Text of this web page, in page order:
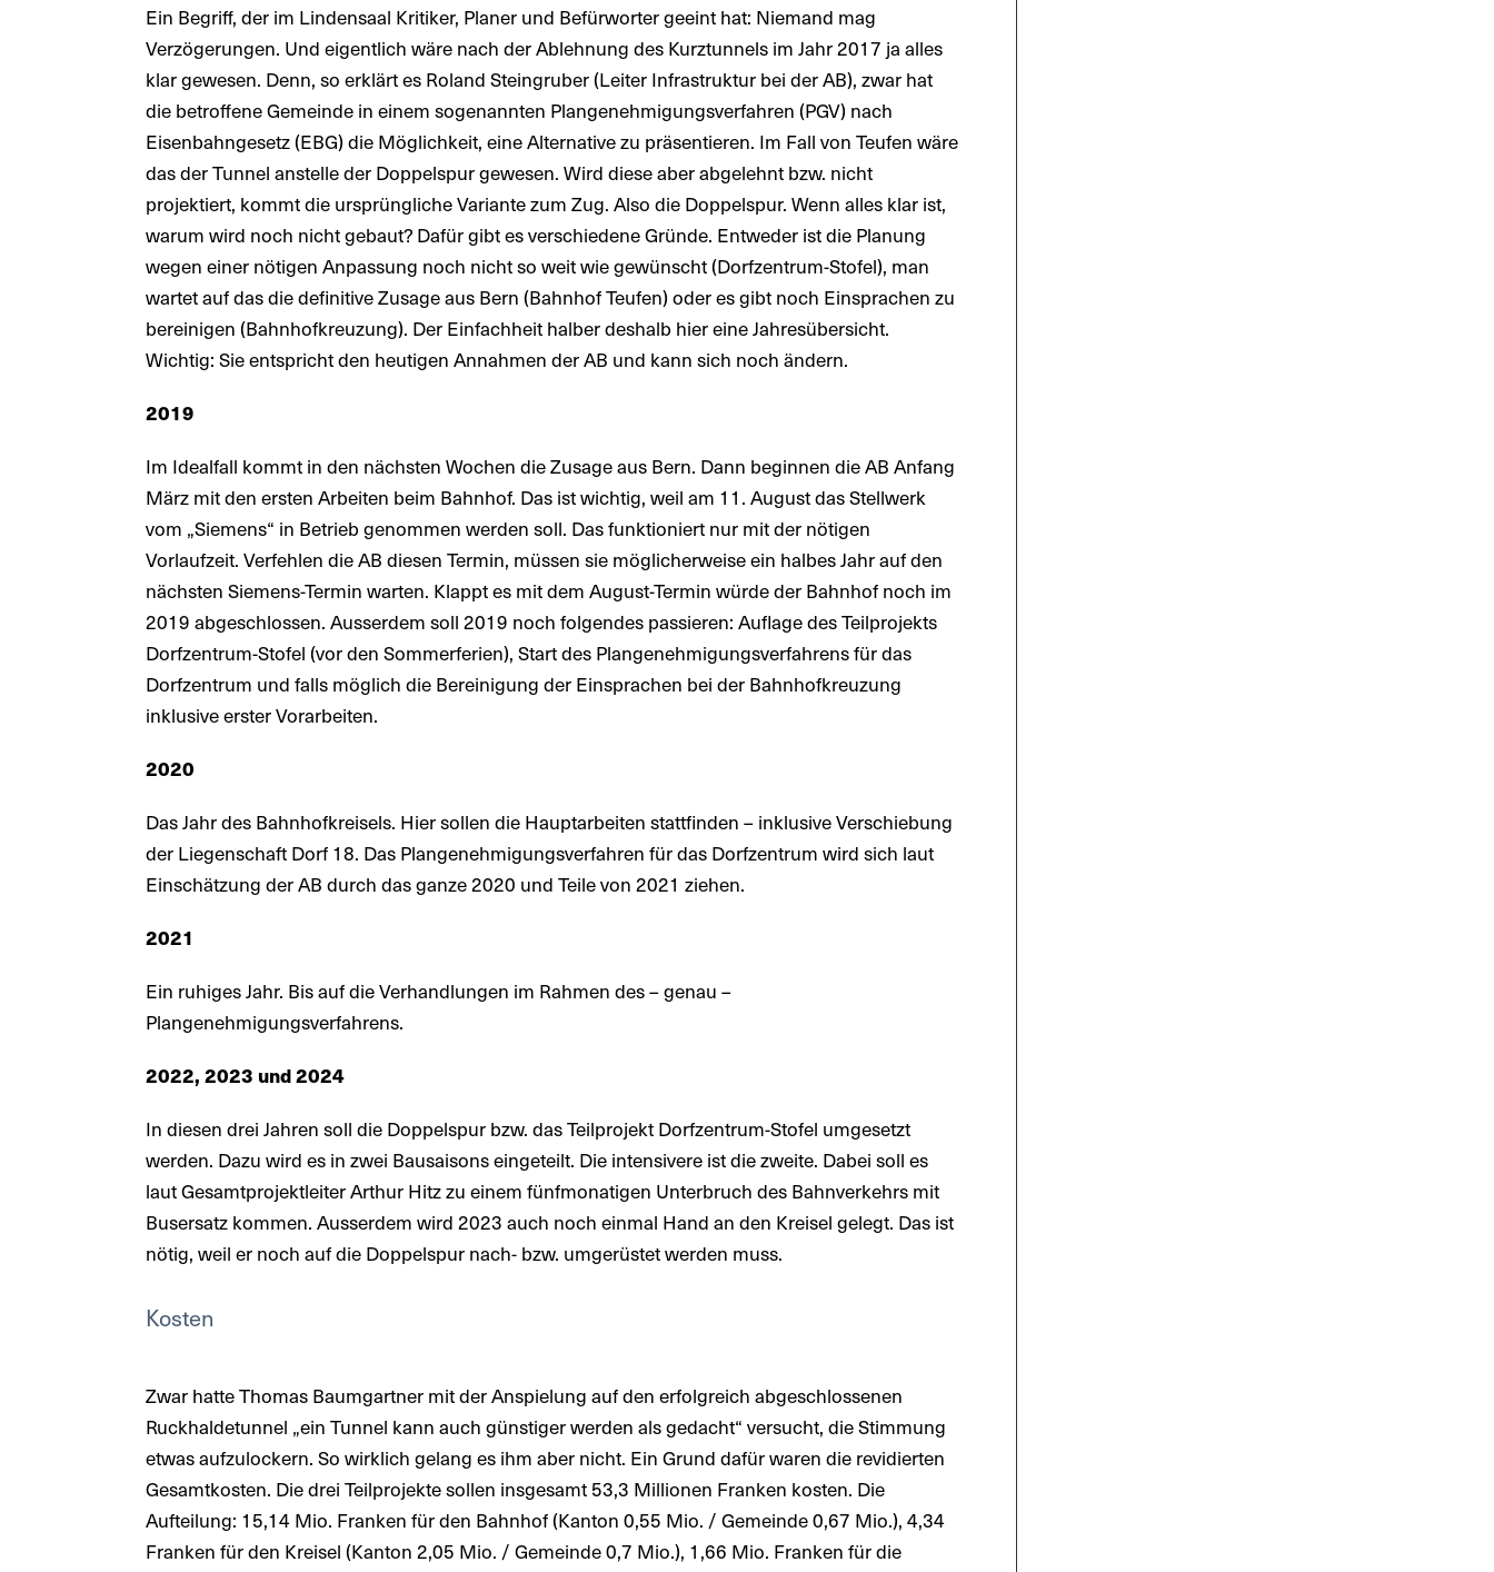
Ein Begriff, der im Lindensaal Kritiker, Planer und Befürworter geeint hat: Niemand mag
Verzögerungen. Und eigentlich wäre nach der Ablehnung des Kurztunnels im Jahr 2017 ja alles
klar gewesen. Denn, so erklärt es Roland Steingruber (Leiter Infrastruktur bei der AB), zwar hat
die betroffene Gemeinde in einem sogenannten Plangenehmigungsverfahren (PGV) nach
Eisenbahngesetz (EBG) die Möglichkeit, eine Alternative zu präsentieren. Im Fall von Teufen wäre
das der Tunnel anstelle der Doppelspur gewesen. Wird diese aber abgelehnt bzw. nicht
projektiert, kommt die ursprüngliche Variante zum Zug. Also die Doppelspur. Wenn alles klar ist,
warum wird noch nicht gebaut? Dafür gibt es verschiedene Gründe. Entweder ist die Planung
wegen einer nötigen Anpassung noch nicht so weit wie gewünscht (Dorfzentrum-Stofel), man
wartet auf das die definitive Zusage aus Bern (Bahnhof Teufen) oder es gibt noch Einsprachen zu
bereinigen (Bahnhofkreuzung). Der Einfachheit halber deshalb hier eine Jahresübersicht.
Wichtig: Sie entspricht den heutigen Annahmen der AB und kann sich noch ändern.
2019
Im Idealfall kommt in den nächsten Wochen die Zusage aus Bern. Dann beginnen die AB Anfang
März mit den ersten Arbeiten beim Bahnhof. Das ist wichtig, weil am 11. August das Stellwerk
vom „Siemens“ in Betrieb genommen werden soll. Das funktioniert nur mit der nötigen
Vorlaufzeit. Verfehlen die AB diesen Termin, müssen sie möglicherweise ein halbes Jahr auf den
nächsten Siemens-Termin warten. Klappt es mit dem August-Termin würde der Bahnhof noch im
2019 abgeschlossen. Ausserdem soll 2019 noch folgendes passieren: Auflage des Teilprojekts
Dorfzentrum-Stofel (vor den Sommerferien), Start des Plangenehmigungsverfahrens für das
Dorfzentrum und falls möglich die Bereinigung der Einsprachen bei der Bahnhofkreuzung
inklusive erster Vorarbeiten.
2020
Das Jahr des Bahnhofkreisels. Hier sollen die Hauptarbeiten stattfinden – inklusive Verschiebung
der Liegenschaft Dorf 18. Das Plangenehmigungsverfahren für das Dorfzentrum wird sich laut
Einschätzung der AB durch das ganze 2020 und Teile von 2021 ziehen.
2021
Ein ruhiges Jahr. Bis auf die Verhandlungen im Rahmen des – genau –
Plangenehmigungsverfahrens.
2022, 2023 und 2024
In diesen drei Jahren soll die Doppelspur bzw. das Teilprojekt Dorfzentrum-Stofel umgesetzt
werden. Dazu wird es in zwei Bausaisons eingeteilt. Die intensivere ist die zweite. Dabei soll es
laut Gesamtprojektleiter Arthur Hitz zu einem fünfmonatigen Unterbruch des Bahnverkehrs mit
Busersatz kommen. Ausserdem wird 2023 auch noch einmal Hand an den Kreisel gelegt. Das ist
nötig, weil er noch auf die Doppelspur nach- bzw. umgerüstet werden muss.
Kosten
Zwar hatte Thomas Baumgartner mit der Anspielung auf den erfolgreich abgeschlossenen
Ruckhaldetunnel „ein Tunnel kann auch günstiger werden als gedacht“ versucht, die Stimmung
etwas aufzulockern. So wirklich gelang es ihm aber nicht. Ein Grund dafür waren die revidierten
Gesamtkosten. Die drei Teilprojekte sollen insgesamt 53,3 Millionen Franken kosten. Die
Aufteilung: 15,14 Mio. Franken für den Bahnhof (Kanton 0,55 Mio. / Gemeinde 0,67 Mio.), 4,34
Franken für den Kreisel (Kanton 2,05 Mio. / Gemeinde 0,7 Mio.), 1,66 Mio. Franken für die